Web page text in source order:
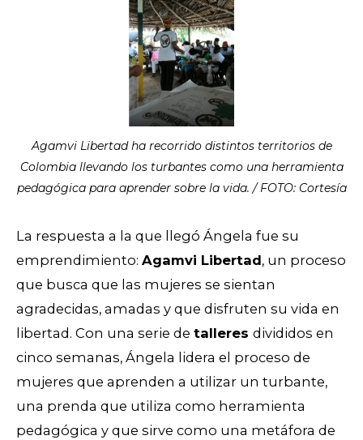
Agamvi Libertad ha recorrido distintos territorios de
Colombia llevando los turbantes como una herramienta
pedagógica para aprender sobre la vida. / FOTO: Cortesía
La respuesta a la que llegó Ángela fue su
emprendimiento: Agamvi Libertad, un proceso
que busca que las mujeres se sientan
agradecidas, amadas y que disfruten su vida en
libertad. Con una serie de talleres divididos en
cinco semanas, Ángela lidera el proceso de
mujeres que aprenden a utilizar un turbante,
una prenda que utiliza como herramienta
pedagógica y que sirve como una metáfora de